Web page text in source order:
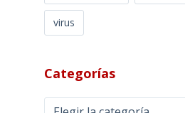
virus
Categorías
Categorías